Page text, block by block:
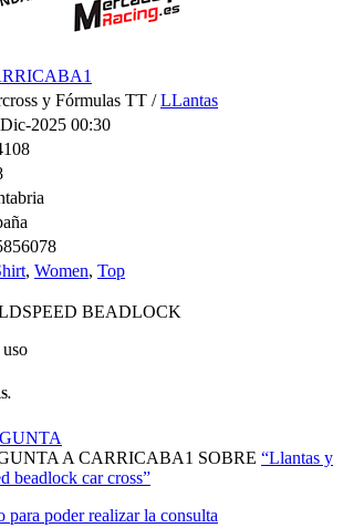
y Fórmulas TT /
2025 00:30
,Women
BEADLOCK
A CARRICABA1 SOBRE
beadlock car cross”
para poder realizar la consulta